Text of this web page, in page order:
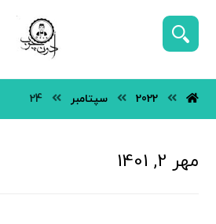
2022 سپتامبر 24
مهر 2, 1401